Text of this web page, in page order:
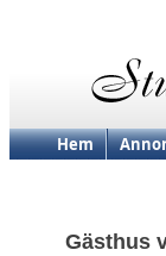
Hem
Gästhus